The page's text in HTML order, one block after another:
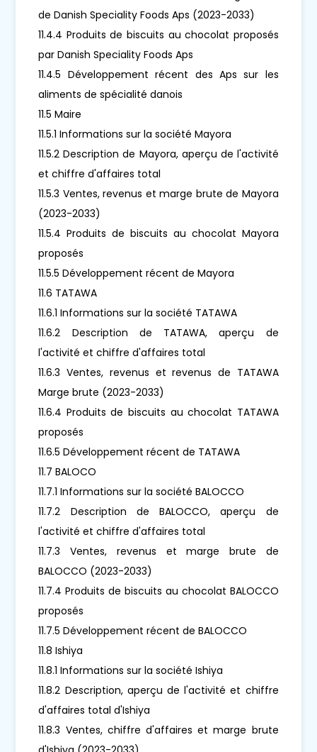
de Danish Speciality Foods Aps (2023-2033)
11.4.4 Produits de biscuits au chocolat proposés
par Danish Speciality Foods Aps
11.4.5 Développement récent des Aps sur les
aliments de spécialité danois
11.5 Maire
11.5.1 Informations sur la société Mayora
11.5.2 Description de Mayora, aperçu de l'activité
et chiffre d'affaires total
11.5.3 Ventes, revenus et marge brute de Mayora
(2023-2033)
11.5.4 Produits de biscuits au chocolat Mayora
proposés
11.5.5 Développement récent de Mayora
11.6 TATAWA
11.6.1 Informations sur la société TATAWA
11.6.2 Description de TATAWA, aperçu de
l'activité et chiffre d'affaires total
11.6.3 Ventes, revenus et revenus de TATAWA
Marge brute (2023-2033)
11.6.4 Produits de biscuits au chocolat TATAWA
proposés
11.6.5 Développement récent de TATAWA
11.7 BALOCO
11.7.1 Informations sur la société BALOCCO
11.7.2 Description de BALOCCO, aperçu de
l'activité et chiffre d'affaires total
11.7.3 Ventes, revenus et marge brute de
BALOCCO (2023-2033)
11.7.4 Produits de biscuits au chocolat BALOCCO
proposés
11.7.5 Développement récent de BALOCCO
11.8 Ishiya
11.8.1 Informations sur la société Ishiya
11.8.2 Description, aperçu de l'activité et chiffre
d'affaires total d'Ishiya
11.8.3 Ventes, chiffre d'affaires et marge brute